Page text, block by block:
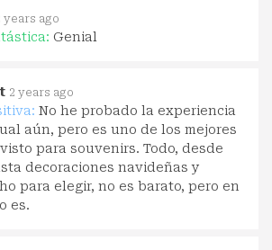
years ago
Genial
2 years ago
No he probado la experiencia
aún, pero es uno de los mejores
para souvenirs. Todo, desde
decoraciones navideñas y
para elegir, no es barato, pero en
es.